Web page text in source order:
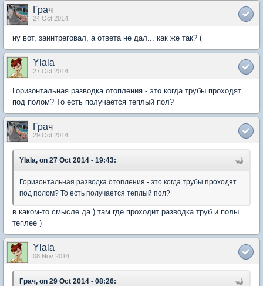
Грач
24 Oct 2014
ну вот, заинтреговал, а ответа не дал... как же так? (
Ylala
27 Oct 2014
Горизонтальная разводка отопления - это когда трубы проходят
под полом? То есть получается теплый пол?
Грач
29 Oct 2014
Ylala, on 27 Oct 2014 - 19:43:
Горизонтальная разводка отопления - это когда трубы проходят
под полом? То есть получается теплый пол?
в каком-то смысле да ) там где проходит разводка труб и полы
теплее )
Ylala
08 Nov 2014
Грач, on 29 Oct 2014 - 08:26: